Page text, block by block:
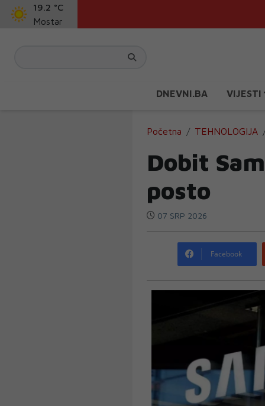
19.2 °C
Mostar
DNEVNI.BA VIJESTI
Početna TEHNOLOGIJA
Dobit
posto
07 SRP 2026
Facebook